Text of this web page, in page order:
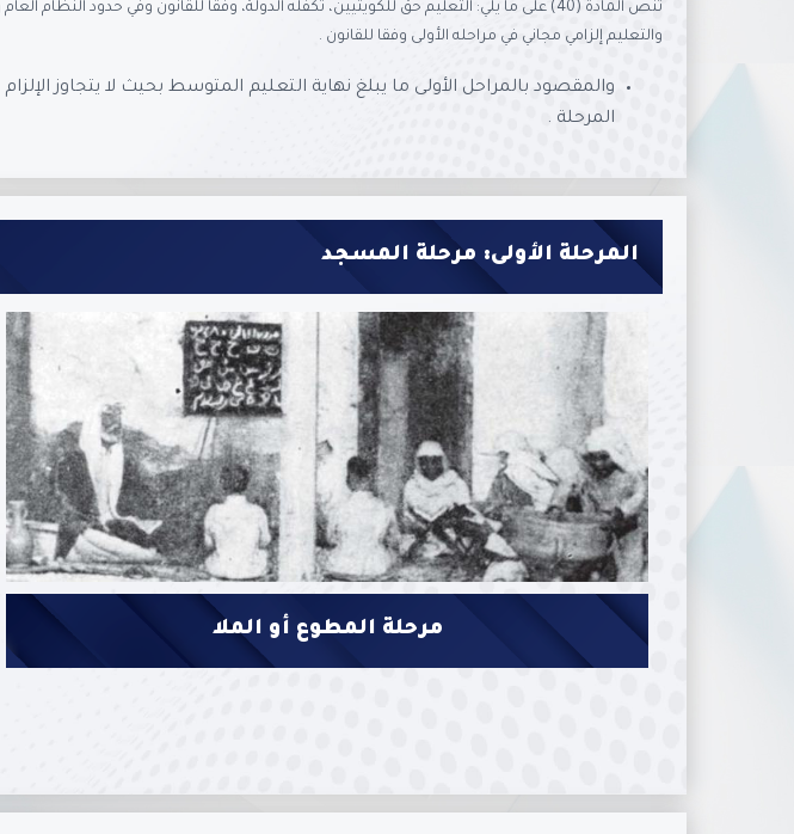
تنص المادة (40) على ما يلي: التعليم حق للكويتيين، تكفله الدولة، وفقا للقانون وفي حدود النظام
والتعليم إلزامي مجاني في مراحله الأولى وفقا للقانون .
والمقصود بالمراحل الأولى ما يبلغ نهاية التعليم المتوسط بحيث لا يتجاوز
المرحلة .
المرحلة الأولى: مرحلة المسجد
مرحلة المطوع أو الملا